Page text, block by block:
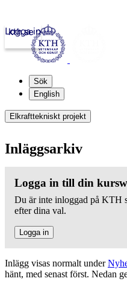
kth.se
Logga in
Sök
English
Elkrafttekniskt projekt
Inläggsarkiv
Logga in till din
Du är inte inloggad på KTH
efter dina val.
Logga in
Inlägg visas normalt under
hänt, med senast först. Nedan